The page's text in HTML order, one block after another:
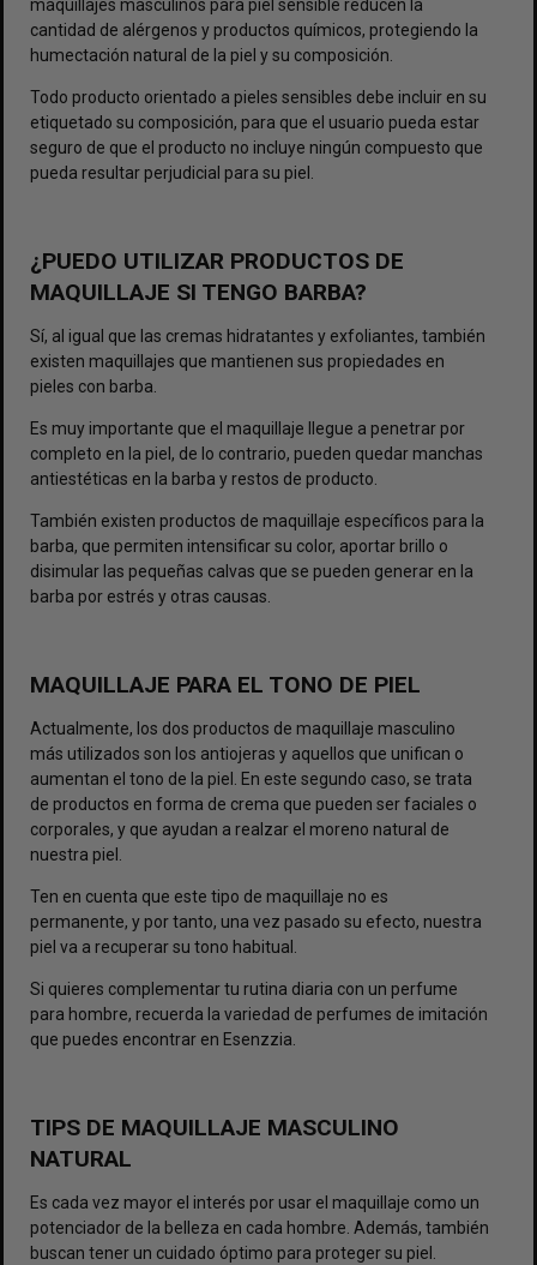
maquillajes masculinos para piel sensible reducen la
cantidad de alérgenos y productos químicos, protegiendo la
humectación natural de la piel y su composición.
Todo producto orientado a pieles sensibles debe incluir en su
etiquetado su composición, para que el usuario pueda estar
seguro de que el producto no incluye ningún compuesto que
pueda resultar perjudicial para su piel.
¿PUEDO UTILIZAR PRODUCTOS DE
MAQUILLAJE SI TENGO BARBA?
Sí, al igual que las cremas hidratantes y exfoliantes, también
existen maquillajes que mantienen sus propiedades en
pieles con barba.
Es muy importante que el maquillaje llegue a penetrar por
completo en la piel, de lo contrario, pueden quedar manchas
antiestéticas en la barba y restos de producto.
También existen productos de maquillaje específicos para la
barba, que permiten intensificar su color, aportar brillo o
disimular las pequeñas calvas que se pueden generar en la
barba por estrés y otras causas.
MAQUILLAJE PARA EL TONO DE PIEL
Actualmente, los dos productos de maquillaje masculino
más utilizados son los antiojeras y aquellos que unifican o
aumentan el tono de la piel. En este segundo caso, se trata
de productos en forma de crema que pueden ser faciales o
corporales, y que ayudan a realzar el moreno natural de
nuestra piel.
Ten en cuenta que este tipo de maquillaje no es
permanente, y por tanto, una vez pasado su efecto, nuestra
piel va a recuperar su tono habitual.
Si quieres complementar tu rutina diaria con un perfume
para hombre, recuerda la variedad de perfumes de imitación
que puedes encontrar en Esenzzia.
TIPS DE MAQUILLAJE MASCULINO
NATURAL
Es cada vez mayor el interés por usar el maquillaje como un
potenciador de la belleza en cada hombre. Además, también
buscan tener un cuidado óptimo para proteger su piel.